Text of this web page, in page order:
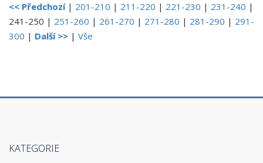
<< Předchozí| 201-210 | 211-220 | 221-230 | 231-240 |
241-250 | 251-260 | 261-270 | 271-280 | 281-290 | 291-
300 | Další >> | Vše
KATEGORIE